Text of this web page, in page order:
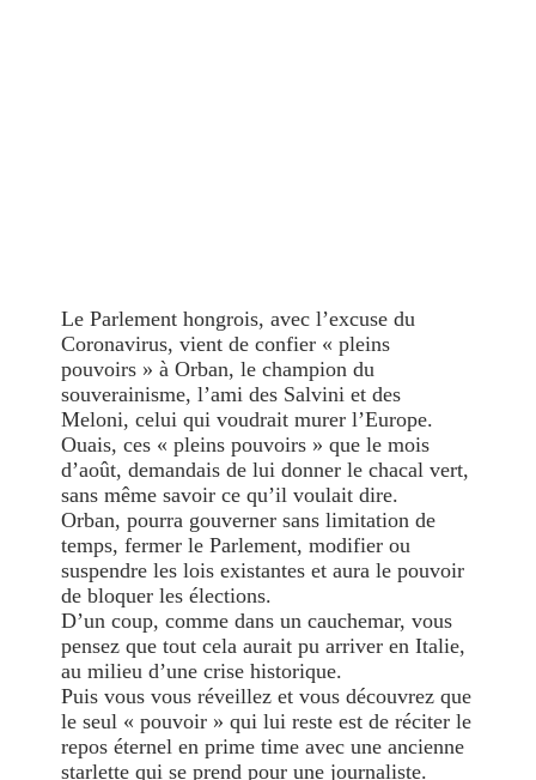
Le Parlement hongrois, avec l’excuse du
Coronavirus, vient de confier « pleins
pouvoirs » à Orban, le champion du
souverainisme, l’ami des Salvini et des
Meloni, celui qui voudrait murer l’Europe.
Ouais, ces « pleins pouvoirs » que le mois
d’août, demandais de lui donner le chacal vert,
sans même savoir ce qu’il voulait dire.
Orban, pourra gouverner sans limitation de
temps, fermer le Parlement, modifier ou
suspendre les lois existantes et aura le pouvoir
de bloquer les élections.
D’un coup, comme dans un cauchemar, vous
pensez que tout cela aurait pu arriver en Italie,
au milieu d’une crise historique.
Puis vous vous réveillez et vous découvrez que
le seul « pouvoir » qui lui reste est de réciter le
repos éternel en prime time avec une ancienne
starlette qui se prend pour une journaliste.